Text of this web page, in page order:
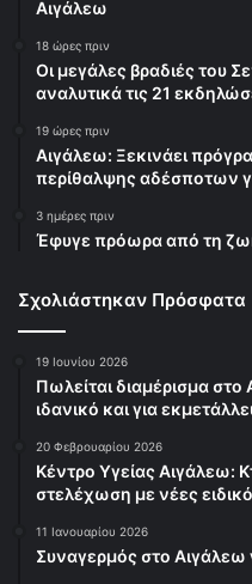
Αιγάλεω
18 ώρες πριν
Οι μεγάλες βραδιές του
αναλυτικά τις 21
19 ώρες πριν
Αιγάλεω: Ξεκινάει
περίθαλψης αδέσποτων
3 ημέρες πριν
Έφυγε πρόωρα από τη
Σχολιάστηκαν Πρόσφατα
19 Ιουνίου 2026
Πωλείται διαμέρισμα
ιδανικό και για
20 Φεβρουαρίου 2026
Κέντρο Υγείας Αιγάλεω:
στελέχωση με νέες
11 Ιανουαρίου 2026
Συναγερμός στο Αιγάλεω